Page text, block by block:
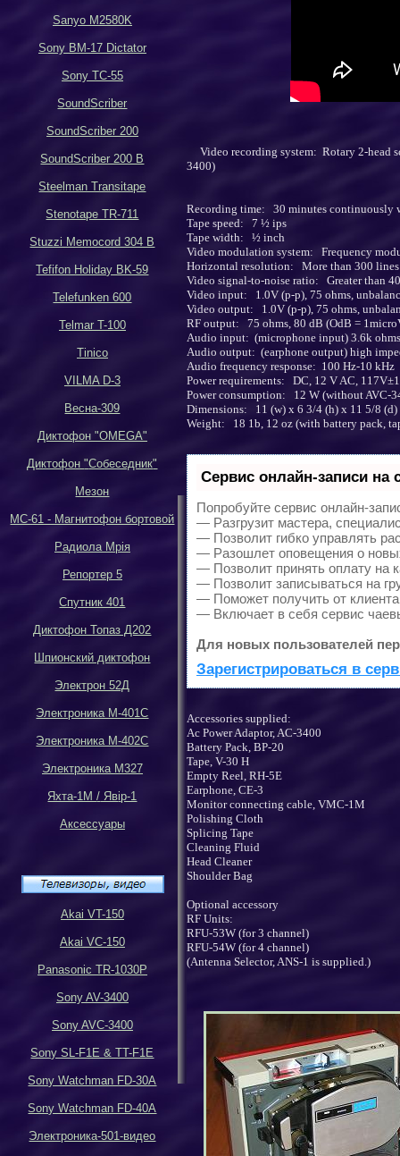
Sanyo M2580K
Sony BM-17 Dictator
Sony TC-55
SoundScriber
SoundScriber 200
SoundScriber 200 B
Steelman Transitape
Stenotape TR-711
Stuzzi Memocord 304 B
Tefifon Holiday BK-59
Telefunken 600
Telmar T-100
Tinico
VILMA D-3
Весна-309
Диктофон "OMEGA"
Диктофон"Собеседник"
Мезон
МС-61 - Магнитофон бортовой
Радиола Мрiя
Репортер 5
Спутник 401
Диктофон Топаз Д202
Шпионский диктофон
Электрон 52Д
Электроника М-401С
Электроника М-402С
Электроника М327
Яхта-1М/ Явiр-1
Аксессуары
Akai VT-150
Akai VC-150
Panasonic TR-1030P
Sony AV-3400
Sony AVC-3400
Sony SL-F1E & TT-F1E
Sony Watchman FD-30A
Sony Watchman FD-40A
Электроника-501-видео
Video recording system: Rotary 2-head
3400)
Recording time: 30 minutes continuously
Tape speed: 7 ½ ips
Tape width: ½ inch
Video modulation system: Frequency
Horizontal resolution: More than 300 lines
Video signal-to-noise ratio: Greater than
Video input: 1.0V (p-p), 75 ohms,
Video output: 1.0V (p-p), 75 ohms,
RF output: 75 ohms, 80 dB (OdB =
Audio input: (microphone input) 3.6k
Audio output: (earphone output) high
Audio frequency response: 100 Hz-10 kHz
Power requirements: DC, 12 V AC,
Power consumption: 12 W (without AVC-
Dimensions: 11 (w) x 6 3/4 (h) x 11 5/8 (d)
Weight: 18 1b, 12 oz (with battery pack,
Сервис онлайн-записи на
Попробуйте сервис онлайн-
— Разгрузит мастера,
— Позволит гибко управлять
— Разошлет оповещения о
— Позволит принять оплату на
— Позволит записываться на
— Поможет получить от
— Включает в себя сервис
Для новых пользователей
Зарегистрироваться в
Accessories supplied:
Ac Power Adaptor, AC-3400
Battery Pack, BP-20
Tape, V-30 H
Empty Reel, RH-5E
Earphone, CE-3
Monitor connecting cable, VMC-1M
Polishing Cloth
Splicing Tape
Cleaning Fluid
Head Cleaner
Shoulder Bag
Optional accessory
RF Units:
RFU-53W (for 3 channel)
RFU-54W (for 4 channel)
(Antenna Selector, ANS-1 is supplied.)